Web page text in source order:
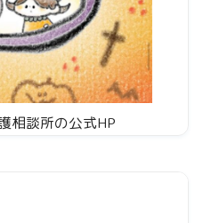
相談所の公式HP